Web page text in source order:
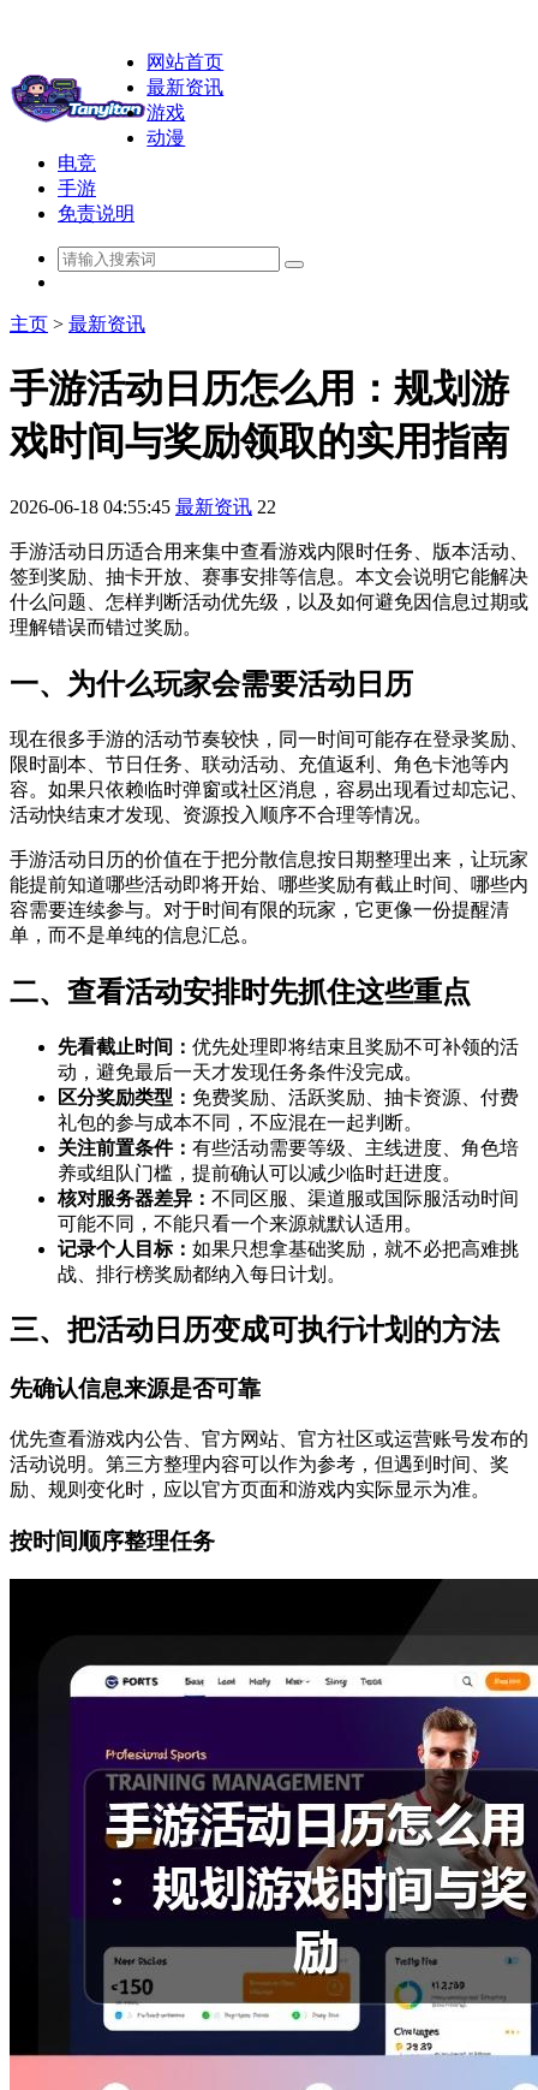
网站首页
最新资讯
游戏
动漫
电竞
手游
免责说明
主页 > 最新资讯
手游活动日历怎么用：规划游
戏时间与奖励领取的实用指南
2026-06-18 04:55:45 最新资讯 22
手游活动日历适合用来集中查看游戏内限时任务、版本活动、
签到奖励、抽卡开放、赛事安排等信息。本文会说明它能解决
什么问题、怎样判断活动优先级，以及如何避免因信息过期或
理解错误而错过奖励。
一、为什么玩家会需要活动日历
现在很多手游的活动节奏较快，同一时间可能存在登录奖励、
限时副本、节日任务、联动活动、充值返利、角色卡池等内
容。如果只依赖临时弹窗或社区消息，容易出现看过却忘记、
活动快结束才发现、资源投入顺序不合理等情况。
手游活动日历的价值在于把分散信息按日期整理出来，让玩家
能提前知道哪些活动即将开始、哪些奖励有截止时间、哪些内
容需要连续参与。对于时间有限的玩家，它更像一份提醒清
单，而不是单纯的信息汇总。
二、查看活动安排时先抓住这些重点
先看截止时间： 优先处理即将结束且奖励不可补领的活
动，避免最后一天才发现任务条件没完成。
区分奖励类型： 免费奖励、活跃奖励、抽卡资源、付费
礼包的参与成本不同，不应混在一起判断。
关注前置条件： 有些活动需要等级、主线进度、角色培
养或组队门槛，提前确认可以减少临时赶进度。
核对服务器差异： 不同区服、渠道服或国际服活动时间
可能不同，不能只看一个来源就默认适用。
记录个人目标： 如果只想拿基础奖励，就不必把高难挑
战、排行榜奖励都纳入每日计划。
三、把活动日历变成可执行计划的方法
先确认信息来源是否可靠
优先查看游戏内公告、官方网站、官方社区或运营账号发布的
活动说明。第三方整理内容可以作为参考，但遇到时间、奖
励、规则变化时，应以官方页面和游戏内实际显示为准。
按时间顺序整理任务